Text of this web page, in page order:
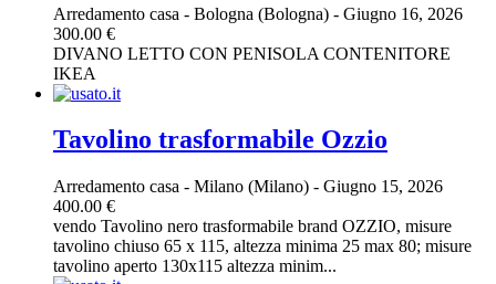
Arredamento casa - Bologna (Bologna) - Giugno 16, 2026
300.00 €
DIVANO LETTO CON PENISOLA CONTENITORE
IKEA
Tavolino trasformabile Ozzio
Arredamento casa - Milano (Milano) - Giugno 15, 2026
400.00 €
vendo Tavolino nero trasformabile brand OZZIO, misure
tavolino chiuso 65 x 115, altezza minima 25 max 80; misure
tavolino aperto 130x115 altezza minim...